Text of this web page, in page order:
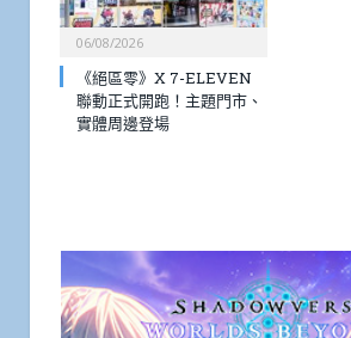
06/08/2026
《絕區零》X 7-ELEVEN
聯動正式開跑！主題門市、
實體周邊登場